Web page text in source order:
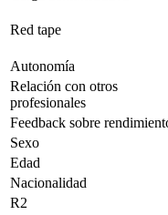
Red tape
Autonomía
Relación con otros
profesionales
Feedback sobre
Sexo
Edad
Nacionalidad
R2